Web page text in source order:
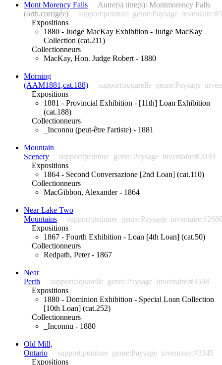
Mont Morency Falls
Autre(s) titre(s): Montmorency Falls
(orth.corrigée)
support:peinture genre:Paysage
Expositions
1880 - Judge MacKay Exhibition - Judge MacKay
Collection (cat.211)
Collectionneurs
MacKay, Hon. Judge Robert - 1880
Morning
(AAM1881,cat.188)
support:aquarelle genre:Paysage
Expositions
1881 - Provincial Exhibition - [11th] Loan Exhibition
(cat.188)
Collectionneurs
_Inconnu (peut-être l'artiste) - 1881
Mountain
Scenery
support:peinture genre:Paysage inventaire:#2039
Expositions
1864 - Second Conversazione [2nd Loan] (cat.110)
Collectionneurs
MacGibbon, Alexander - 1864
Near Lake Two
Mountains
support:peinture genre:Paysage
Expositions
1867 - Fourth Exhibition - Loan [4th Loan] (cat.50)
Collectionneurs
Redpath, Peter - 1867
Near
Perth
support:aquarelle genre:Paysage inventaire:#3598
Expositions
1880 - Dominion Exhibition - Special Loan Collection
[10th Loan] (cat.252)
Collectionneurs
_Inconnu - 1880
Old Mill,
Ontario
support:peinture genre:Paysage inventaire:#3345
Expositions